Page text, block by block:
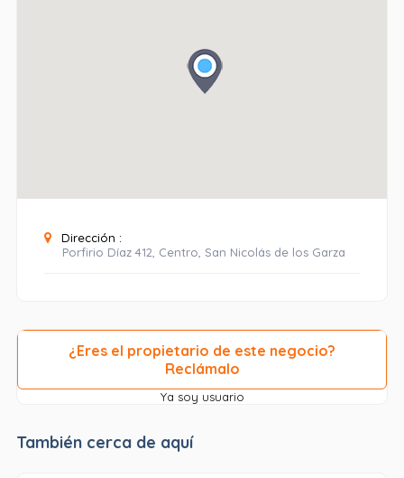
Dirección :
Porfirio Díaz 412, Centro, San Nicolás de los Garza
¿Eres el propietario de este negocio?
Reclámalo
Ya soy usuario
También cerca de aquí